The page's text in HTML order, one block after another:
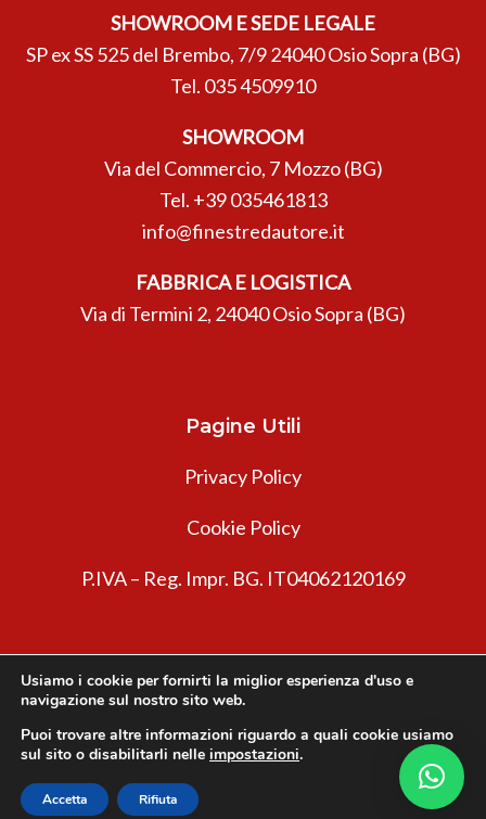
SHOWROOM E SEDE LEGALE
SP ex SS 525 del Brembo, 7/9 24040 Osio Sopra (BG)
Tel. 035 4509910
SHOWROOM
Via del Commercio, 7 Mozzo (BG)
Tel. +39 035461813
info@finestredautore.it
FABBRICA E LOGISTICA
Via di Termini 2, 24040 Osio Sopra (BG)
Pagine Utili
Privacy Policy
Cookie Policy
P.IVA – Reg. Impr. BG. IT04062120169
Innovea © 2026. Tutti i diritti riservati.
Usiamo i cookie per fornirti la miglior esperienza d'uso e
navigazione sul nostro sito web.
Puoi trovare altre informazioni riguardo a quali cookie usiamo
sul sito o disabilitarli nelle impostazioni.
Accetta Rifiuta